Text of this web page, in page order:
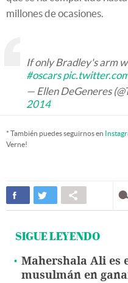
millones de ocasiones.
If only Bradley's arm
#oscars
— Ellen DeGeneres
2014
* También puedes seguirnos en
Verne!
SIGUE LEYENDO
Mahershala Ali es
musulmán en